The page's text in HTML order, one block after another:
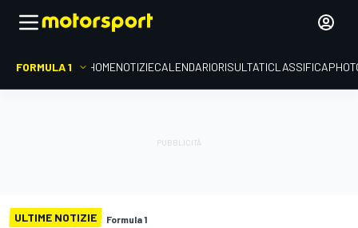
FORMULA 1 HOMENOTIZIECALENDARIORISULTATICLASSIFICA
ULTIME NOTIZIE Formula 1